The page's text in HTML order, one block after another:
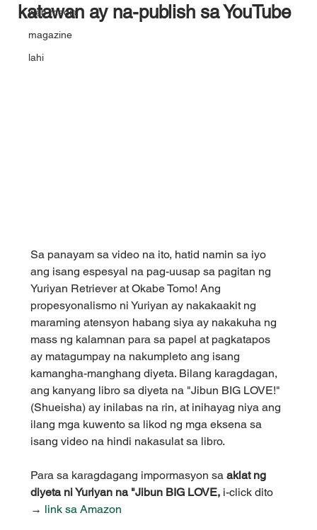
web media
magazine
lahi
katawan ay na-publish sa YouTube
Sa panayam sa video na ito, hatid namin sa iyo
ang isang espesyal na pag-uusap sa pagitan ng
Yuriyan Retriever at Okabe Tomo! Ang
propesyonalismo ni Yuriyan ay nakakaakit ng
maraming atensyon habang siya ay nakakuha ng
mass ng kalamnan para sa papel at pagkatapos
ay matagumpay na nakumpleto ang isang
kamangha-manghang diyeta. Bilang karagdagan,
ang kanyang libro sa diyeta na "Jibun BIG LOVE!"
(Shueisha) ay inilabas na rin, at inihayag niya ang
ilang mga kuwento sa likod ng mga eksena sa
isang video na hindi nakasulat sa libro.
Para sa karagdagang impormasyon sa aklat ng
diyeta ni Yuriyan na "Jibun BIG LOVE, i-click dito
→ link sa Amazon